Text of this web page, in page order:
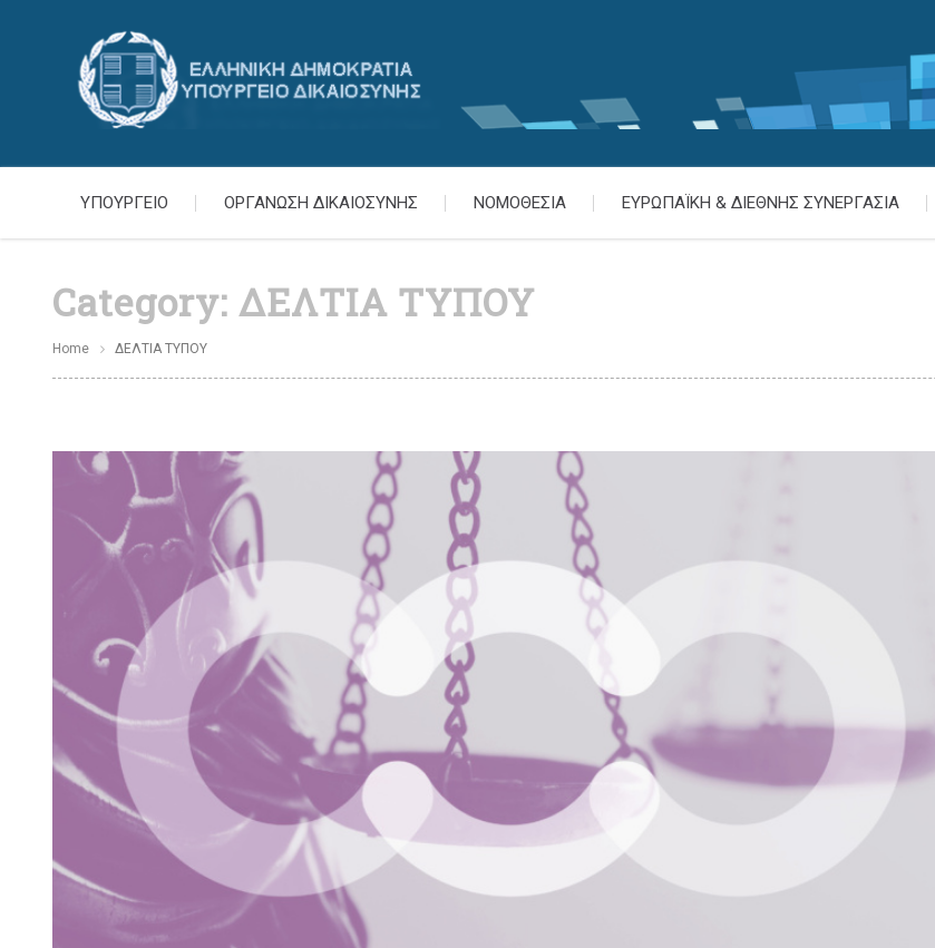
ΥΠΟΥΡΓΕΙΟ ΟΡΓΑΝΩΣΗ ΔΙΚΑΙΟΣΥΝΗΣ ΝΟΜΟΘΕΣΙΑ ΕΥΡΩΠΑΪΚΗ & ΔΙΕΘΝΗΣ ΣΥΝΕΡΓΑΣΙΑ
Category: ΔΕΛΤΙΑ ΤΥΠΟΥ
Home ΔΕΛΤΙΑ ΤΥΠΟΥ